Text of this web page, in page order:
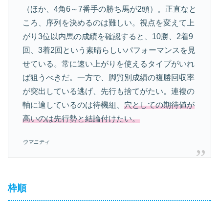
（ほか、4角6～7番手の勝ち馬が2頭）。正直なと
ころ、序列を決めるのは難しい。視点を変えて上
がり3位以内馬の成績を確認すると、10勝、2着9
回、3着2回という素晴らしいパフォーマンスを見
せている。常に速い上がりを使えるタイプがいれ
ば狙うべきだ。一方で、脚質別成績の複勝回収率
が突出している逃げ、先行も捨てがたい。連複の
軸に適しているのは待機組、 穴としての期待値が
高いのは先行勢と結論付けたい。
ウマニティ
枠順